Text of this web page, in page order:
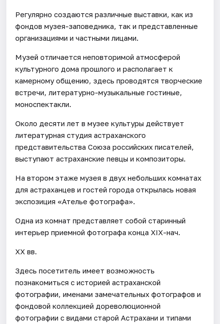
Регулярно создаются различные выставки, как из
фондов музея-заповедника, так и представленные
организациями и частными лицами.
Музей отличается неповторимой атмосферой
культурного дома прошлого и располагает к
камерному общению, здесь проводятся творческие
встречи, литературно-музыкальные гостиные,
моноспектакли.
Около десяти лет в музее культуры действует
литературная студия астраханского
представительства Союза российских писателей,
выступают астраханские певцы и композиторы.
На втором этаже музея в двух небольших комнатах
для астраханцев и гостей города открылась новая
экспозиция «Ателье фотографа».
Одна из комнат представляет собой старинный
интерьер приемной фотографа конца XIX-нач.
XX вв.
Здесь посетитель имеет возможность
познакомиться с историей астраханской
фотографии, именами замечательных фотографов и
фондовой коллекцией дореволюционной
фотографии с видами старой Астрахани и типами